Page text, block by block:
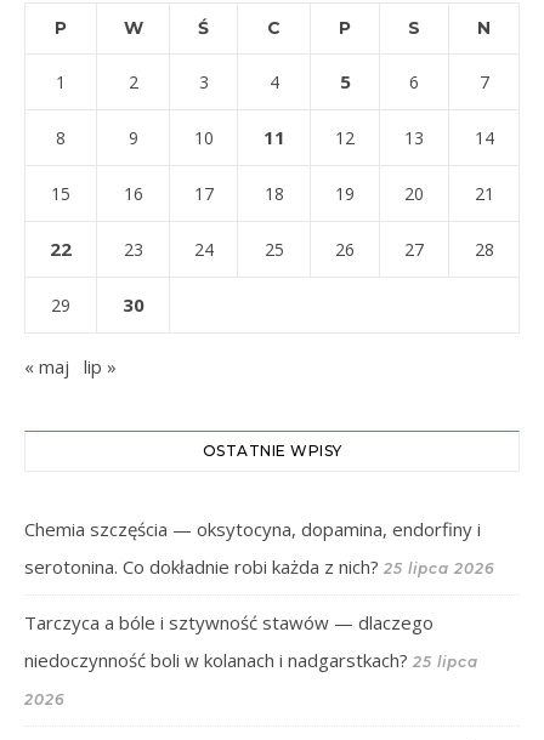
P W Ś C P S N
1 2 3 4 5 6 7
8 9 10 11 12 13 14
15 16 17 18 19 20 21
22 23 24 25 26 27 28
29 30
« maj lip »
OSTATNIE WPISY
Chemia szczęścia — oksytocyna, dopamina, endorfiny i
serotonina. Co dokładnie robi każda z nich? 25 lipca 2026
Tarczyca a bóle i sztywność stawów — dlaczego
niedoczynność boli w kolanach i nadgarstkach? 25 lipca
2026